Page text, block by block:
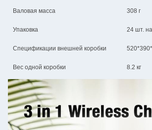
Валовая масса 308 г
Упаковка 24 шт.
Спецификации внешней коробки
Вес одной коробки 8.2 кг